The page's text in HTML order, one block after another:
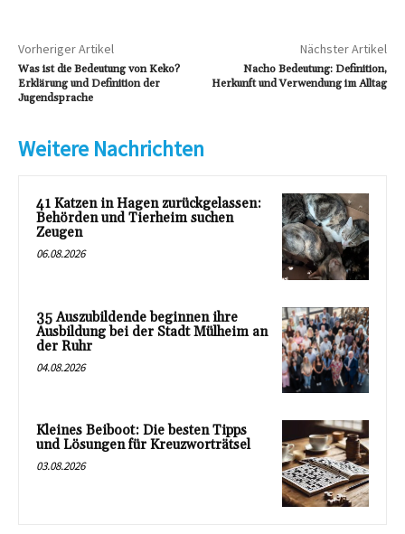
Vorheriger Artikel
Was ist die Bedeutung von Keko?
Erklärung und Definition der
Jugendsprache
Nächster Artikel
Nacho Bedeutung: Definition,
Herkunft und Verwendung im Alltag
Weitere Nachrichten
41 Katzen in Hagen zurückgelassen:
Behörden und Tierheim suchen
Zeugen
06.08.2026
35 Auszubildende beginnen ihre
Ausbildung bei der Stadt Mülheim an
der Ruhr
04.08.2026
Kleines Beiboot: Die besten Tipps
und Lösungen für Kreuzworträtsel
03.08.2026